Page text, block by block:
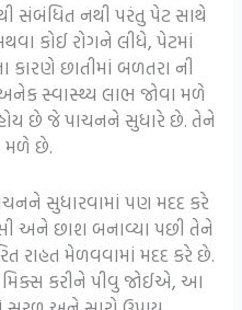
સંબંધિત નથી પરંતુ પેટ સાથે
કોઈ રોગને લીધે, પેટમાં
છાતીમાં બળતરા ની
સ્વાસ્થ્ય લાભ જોવા મળે
છે જે પાચનને સુધારે છે. તેને
મળે છે.
સુધારવામાં પણ મદદ કરે
અને છાશ બનાવ્યા પછી તેને
રાહત મેળવવામાં મદદ કરે છે.
કરીને પીવુ જોઈએ, આ